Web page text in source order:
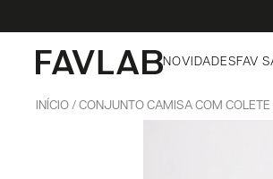
NOVIDADESFAV
INÍCIO CONJUNTO CAMISA COM COLETE